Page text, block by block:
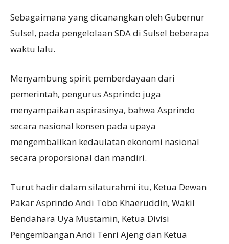
Sebagaimana yang dicanangkan oleh Gubernur
Sulsel, pada pengelolaan SDA di Sulsel beberapa
waktu lalu.
Menyambung spirit pemberdayaan dari
pemerintah, pengurus Asprindo juga
menyampaikan aspirasinya, bahwa Asprindo
secara nasional konsen pada upaya
mengembalikan kedaulatan ekonomi nasional
secara proporsional dan mandiri.
Turut hadir dalam silaturahmi itu, Ketua Dewan
Pakar Asprindo Andi Tobo Khaeruddin, Wakil
Bendahara Uya Mustamin, Ketua Divisi
Pengembangan Andi Tenri Ajeng dan Ketua